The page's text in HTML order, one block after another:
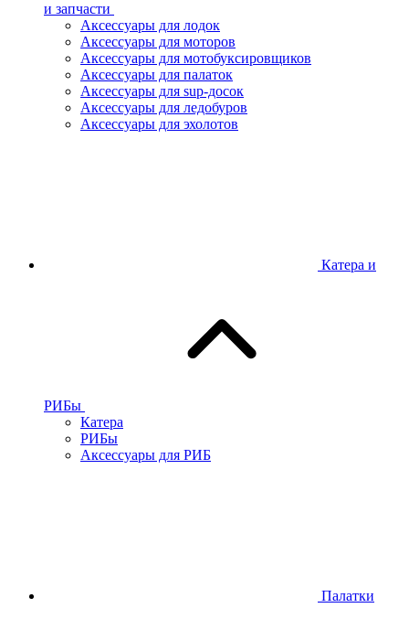
и запчасти
Аксессуары для лодок
Аксессуары для моторов
Аксессуары для мотобуксировщиков
Аксессуары для палаток
Аксессуары для sup-досок
Аксессуары для ледобуров
Аксессуары для эхолотов
Катера и
РИБы
Катера
РИБы
Аксессуары для РИБ
Палатки